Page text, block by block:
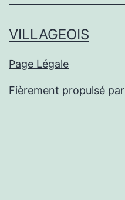
VILLAGEOIS
Page Légale
Fièrement propulsé par